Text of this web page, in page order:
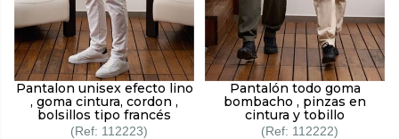
Pantalon unisex efecto lino
, goma cintura, cordon ,
bolsillos tipo francés
112223
Pantalón todo goma
bombacho , pinzas en
cintura y tobillo
112222